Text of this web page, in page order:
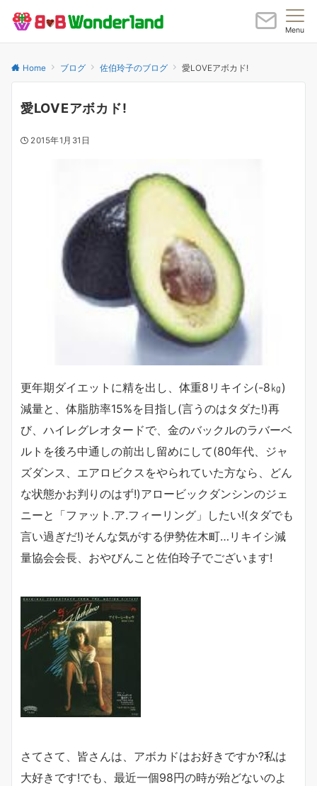
Menu
Home ブログ 佐伯玲子のブログ 愛LOVEアボカド!
愛LOVEアボカド!
2015年1月31日
更年期ダイエットに精を出し、体重8リキイシ(-8㎏)
減量と、体脂肪率15%を目指し(言うのはタダた!)再
び、ハイレグレオタードで、金のバックルのラバーベ
ルトを後ろ中通しの前出し留めにして(80年代、ジャ
ズダンス、エアロビクスをやられていた方なら、どん
な状態かお判りのはず!)アロービックダンシンのジェ
ニーと「ファット.ア.フィーリング」したい!(タダでも
言い過ぎだ!)そんな気がする伊勢佐木町…リキイシ減
量協会会長、おやびんこと佐伯玲子でございます!
さてさて、皆さんは、アボカドはお好きですか?私は
大好きです!でも、最近一個98円の時が殆どないのよ